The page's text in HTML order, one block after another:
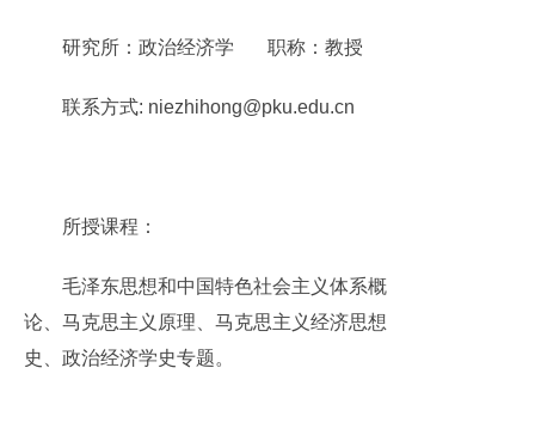
研究所：政治经济学 职称：教授
联系方式: niezhihong@pku.edu.cn
所授课程：
毛泽东思想和中国特色社会主义体系概
论、马克思主义原理、马克思主义经济思想
史、政治经济学史专题。